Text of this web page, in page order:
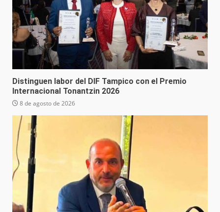
Distinguen labor del DIF Tampico con el Premio
Internacional Tonantzin 2026
8 de agosto de 2026